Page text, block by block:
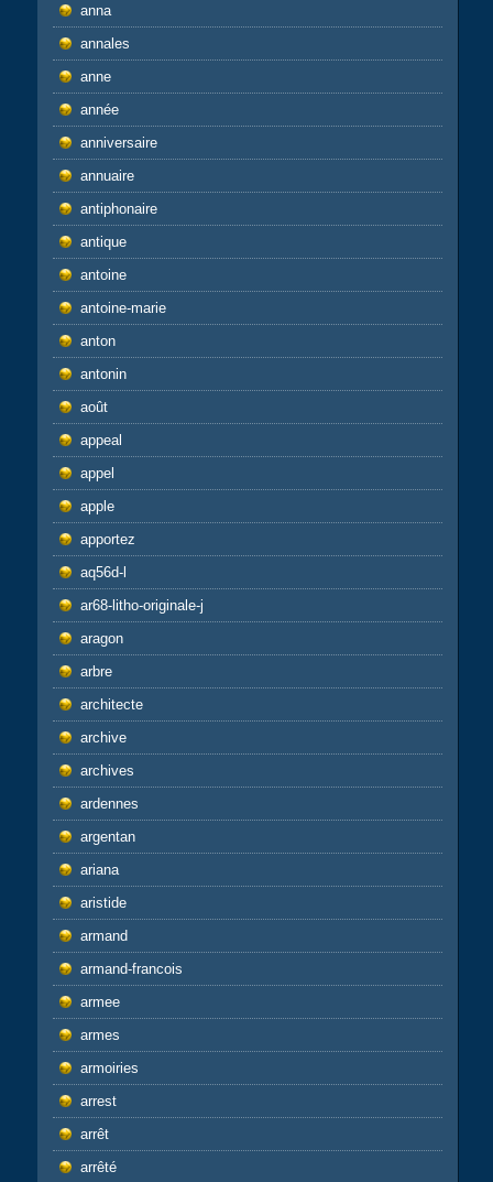
anna
annales
anne
année
anniversaire
annuaire
antiphonaire
antique
antoine
antoine-marie
anton
antonin
août
appeal
appel
apple
apportez
aq56d-l
ar68-litho-originale-j
aragon
arbre
architecte
archive
archives
ardennes
argentan
ariana
aristide
armand
armand-francois
armee
armes
armoiries
arrest
arrêt
arrêté